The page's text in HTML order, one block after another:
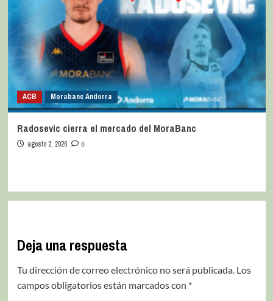
ACB Morabanc Andorra
Radosevic cierra el mercado del MoraBanc
agosto 2, 2026 0
Deja una respuesta
Tu dirección de correo electrónico no será publicada. Los
campos obligatorios están marcados con *